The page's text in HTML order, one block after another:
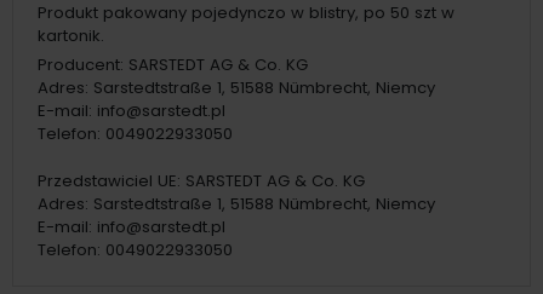
Produkt pakowany pojedynczo w blistry, po 50 szt w
kartonik.
Producent: SARSTEDT AG & Co. KG
Adres: Sarstedtstraße 1, 51588 Nümbrecht, Niemcy
E-mail: info@sarstedt.pl
Telefon: 0049022933050
Przedstawiciel UE: SARSTEDT AG & Co. KG
Adres: Sarstedtstraße 1, 51588 Nümbrecht, Niemcy
E-mail: info@sarstedt.pl
Telefon: 0049022933050